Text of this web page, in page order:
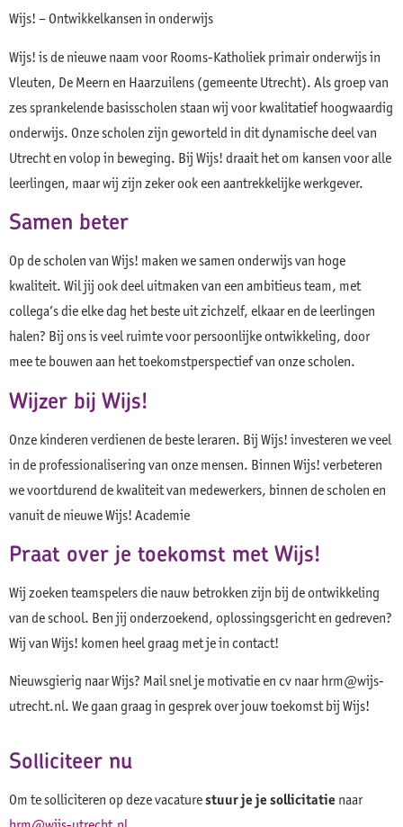
Wijs! – Ontwikkelkansen in onderwijs
Wijs! is de nieuwe naam voor Rooms-Katholiek primair onderwijs in
Vleuten, De Meern en Haarzuilens (gemeente Utrecht). Als groep van
zes sprankelende basisscholen staan wij voor kwalitatief hoogwaardig
onderwijs. Onze scholen zijn geworteld in dit dynamische deel van
Utrecht en volop in beweging. Bij Wijs! draait het om kansen voor alle
leerlingen, maar wij zijn zeker ook een aantrekkelijke werkgever.
Samen beter
Op de scholen van Wijs! maken we samen onderwijs van hoge
kwaliteit. Wil jij ook deel uitmaken van een ambitieus team, met
collega’s die elke dag het beste uit zichzelf, elkaar en de leerlingen
halen? Bij ons is veel ruimte voor persoonlijke ontwikkeling, door
mee te bouwen aan het toekomstperspectief van onze scholen.
Wijzer bij Wijs!
Onze kinderen verdienen de beste leraren. Bij Wijs! investeren we veel
in de professionalisering van onze mensen. Binnen Wijs! verbeteren
we voortdurend de kwaliteit van medewerkers, binnen de scholen en
vanuit de nieuwe Wijs! Academie
Praat over je toekomst met Wijs!
Wij zoeken teamspelers die nauw betrokken zijn bij de ontwikkeling
van de school. Ben jij onderzoekend, oplossingsgericht en gedreven?
Wij van Wijs! komen heel graag met je in contact!
Nieuwsgierig naar Wijs? Mail snel je motivatie en cv naar hrm@wijs-
utrecht.nl. We gaan graag in gesprek over jouw toekomst bij Wijs!
Solliciteer nu
Om te solliciteren op deze vacaturestuur je je sollicitatie naar